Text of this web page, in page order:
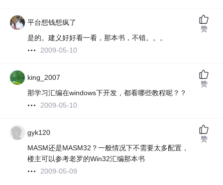
平台想钱想疯了
是的。建义好好看一看，那本书，不错。。。
2009-05-10
赞
king_2007
那学习汇编在windows下开发，都看哪些教程呢？？
2009-05-10
赞
gyk120
MASM还是MASM32？一般情况下不需要太多配置，
楼主可以参考老罗的Win32汇编那本书
2009-05-09
赞